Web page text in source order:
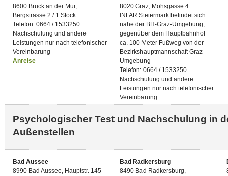
8600 Bruck an der Mur,
Bergstrasse 2 / 1.Stock
Telefon: 0664 / 1533250
Nachschulung und andere
Leistungen nur nach telefonischer
Vereinbarung
Anreise
8020 Graz, Mohsgasse 4
INFAR Steiermark befindet sich
nahe der BH-Graz-Umgebung,
gegenüber dem Hauptbahnhof
ca. 100 Meter Fußweg von der
Bezirkshauptmannschaft Graz
Umgebung
Telefon: 0664 / 1533250
Nachschulung und andere
Leistungen nur nach telefonischer
Vereinbarung
Psychologischer Test und Nachschulung in
Außenstellen
Bad Aussee
8990 Bad Aussee, Hauptstr. 145
Bad Radkersburg
8490 Bad Radkersburg,